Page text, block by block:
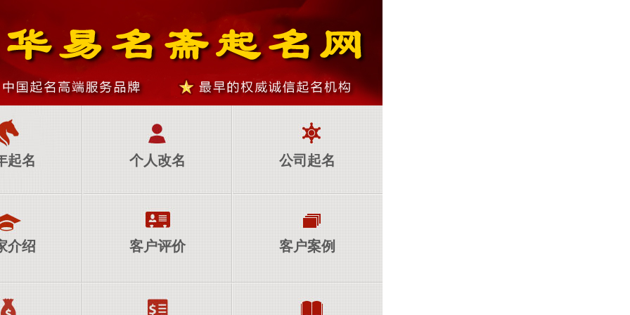
起名 个人改名 公司起名
介绍 客户评价 客户案例